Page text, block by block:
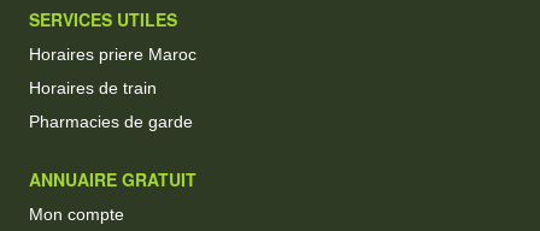
SERVICES UTILES
Horaires priere Maroc
Horaires de train
Pharmacies de garde
ANNUAIRE GRATUIT
Mon compte